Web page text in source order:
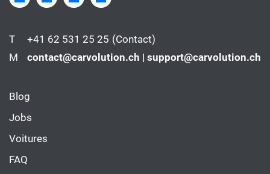
T +41 62 531 25 25 (Contact)
M
contact@carvolution.ch | support@carvolution.ch
Blog
Jobs
Voitures
FAQ